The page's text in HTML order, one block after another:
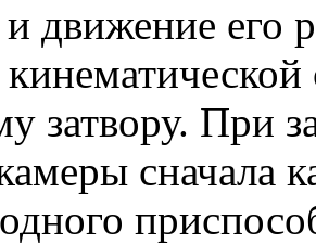
движение его
затвору. При
сначала